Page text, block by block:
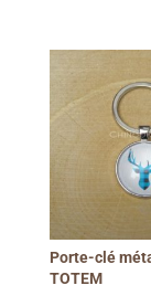
Porte-clé
TOTEM